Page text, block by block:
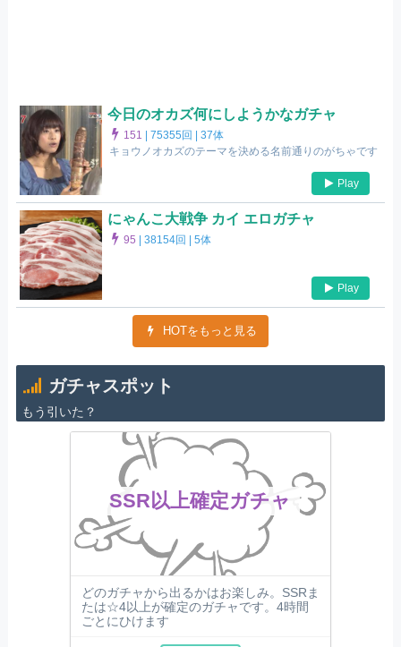
今日のオカズ何にしようかなガチャ
151 |75355回 |37体
キョウノオカズのテーマを決める名前通りのがちゃです
Play
にゃんこ大戦争 カイ エロガチャ
95 |38154回 |5体
Play
HOTをもっと見る
ガチャスポット
もう引いた？
SSR以上確定ガチャ
どのガチャから出るかはお楽しみ。SSRま
たは☆4以上が確定のガチャです。4時間
ごとにひけます